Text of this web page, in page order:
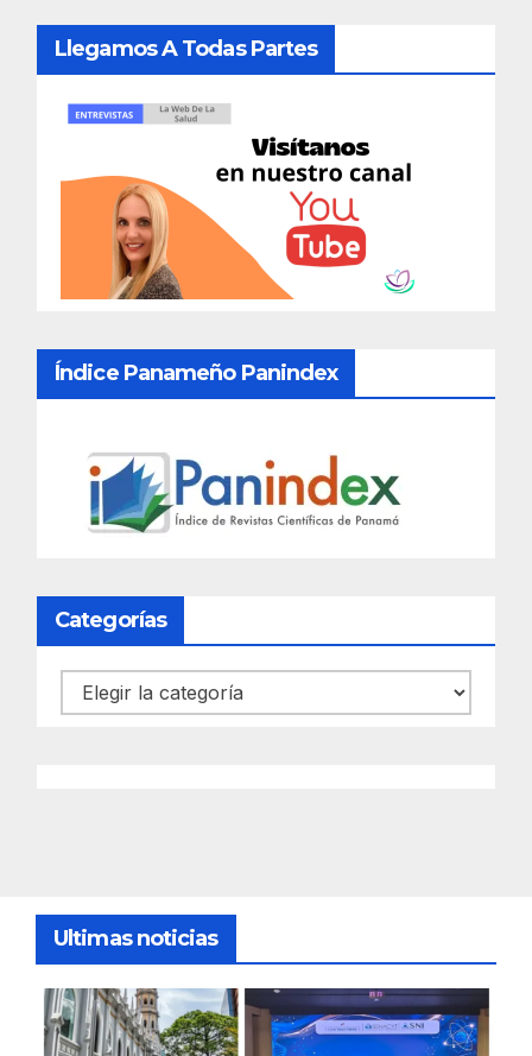
Llegamos A Todas Partes
Índice Panameño Panindex
Categorías
Categorías
Ultimas noticias